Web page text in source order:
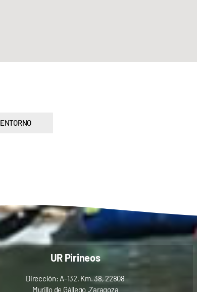
ENTORNO
UR Pirineos
Dirección: A-132, Km. 38, 22808
Murillo de Gállego ,Zaragoza